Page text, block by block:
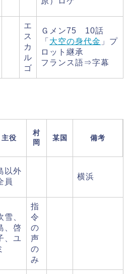
エ
ス
カ
ル
ゴ
Ｇメン75 10話
「 大空の身代金 」プ
ロット継承
フランス語⇒字幕
主役
村
岡
某国 備考
以外
員
横浜
雪、
、啓
、ユ
指
令
の
声
の
み